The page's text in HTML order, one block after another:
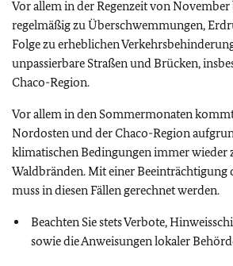
Vor allem in der Regenzeit von
regelmäßig zu Überschwemmungen,
Folge zu erheblichen
unpassierbare Straßen und Brücken,
Chaco-Region.
Vor allem in den Sommermonaten
Nordosten und der Chaco-Region
klimatischen Bedingungen immer wieder
Waldbränden. Mit einer
muss in diesen Fällen gerechnet werden.
Beachten Sie stets Verbote,
sowie die Anweisungen lokaler